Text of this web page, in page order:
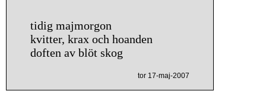
tidig majmorgon
kvitter, krax och hoanden
doften av blöt skog
tor 17-maj-2007